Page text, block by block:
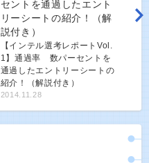
【インテル選考レポートVol.
1】通過率 数パーセントを
通過したエントリーシートの
紹介！（解説付き）
2014.11.28